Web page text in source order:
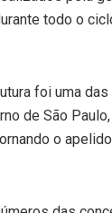
todo o
foi uma
de São
o